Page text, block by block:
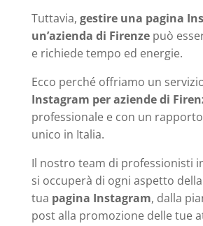
Tuttavia, gestire una pagina
un’azienda di Firenzepuò
e richiede tempo ed energie.
Ecco perché offriamo un
Instagram per aziende di
professionale e con un
unico in Italia.
Il nostro team di professionisti
si occuperà di ogni aspetto
tua pagina Instagram, dalla
post alla promozione delle tue